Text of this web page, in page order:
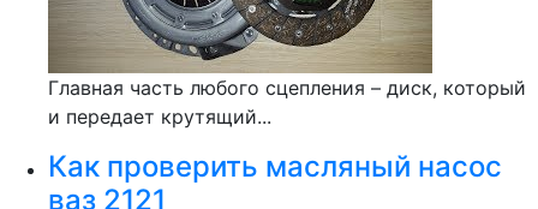
Главная часть любого сцепления – диск, который
и передает крутящий...
Как проверить масляный насос
ваз 2121